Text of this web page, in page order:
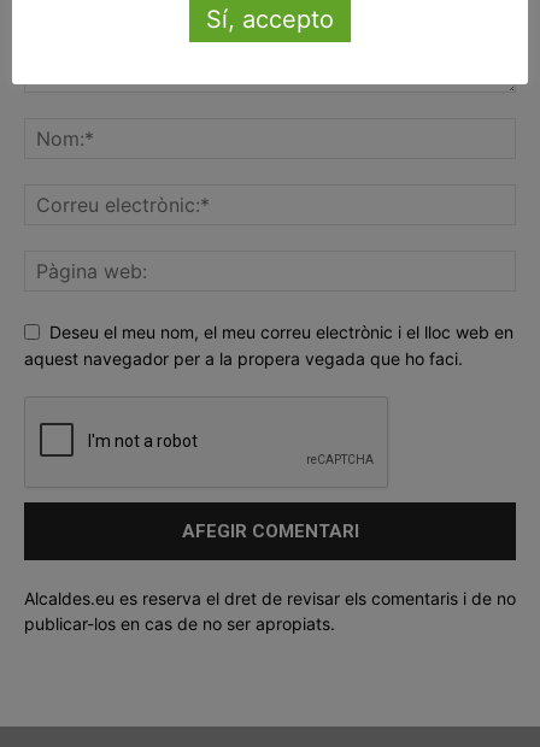
Deseu el meu nom, el meu correu electrònic i el lloc web en
aquest navegador per a la propera vegada que ho faci.
Alcaldes.eu es reserva el dret de revisar els comentaris i de no
publicar-los en cas de no ser apropiats.
Sí, accepto